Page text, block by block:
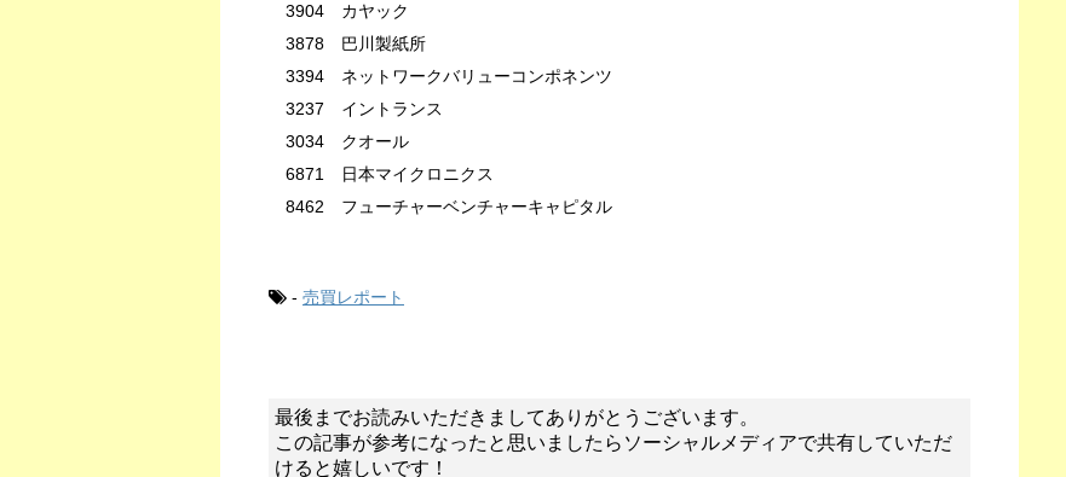
3904 カヤック
3878 巴川製紙所
3394 ネットワークバリューコンポネンツ
3237 イントランス
3034 クオール
6871 日本マイクロニクス
8462 フューチャーベンチャーキャピタル
- 売買レポート
最後までお読みいただきましてありがとうございます。
この記事が参考になったと思いましたらソーシャルメディアで共有していただ
けると嬉しいです！